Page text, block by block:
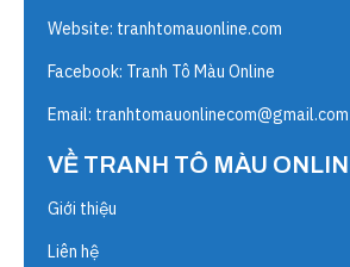
Website: tranhtomauonline.com
Facebook: Tranh Tô Màu Online
Email: tranhtomauonlinecom@gmail.com
VỀ TRANH TÔ MÀU
Giới thiệu
Liên hệ